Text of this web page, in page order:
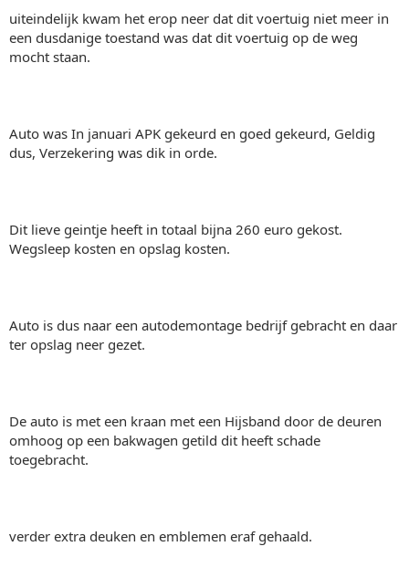
uiteindelijk kwam het erop neer dat dit voertuig niet meer in
een dusdanige toestand was dat dit voertuig op de weg
mocht staan.
Auto was In januari APK gekeurd en goed gekeurd, Geldig
dus, Verzekering was dik in orde.
Dit lieve geintje heeft in totaal bijna 260 euro gekost.
Wegsleep kosten en opslag kosten.
Auto is dus naar een autodemontage bedrijf gebracht en daar
ter opslag neer gezet.
De auto is met een kraan met een Hijsband door de deuren
omhoog op een bakwagen getild dit heeft schade
toegebracht.
verder extra deuken en emblemen eraf gehaald.